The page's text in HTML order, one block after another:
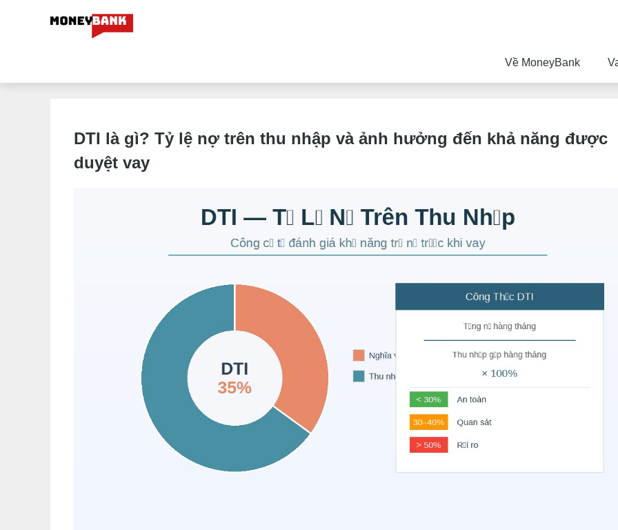
Về MoneyBank
DTI là gì? Tỷ lệ nợ trên thu nhập và ảnh hưởng đến khả năng được
duyệt vay